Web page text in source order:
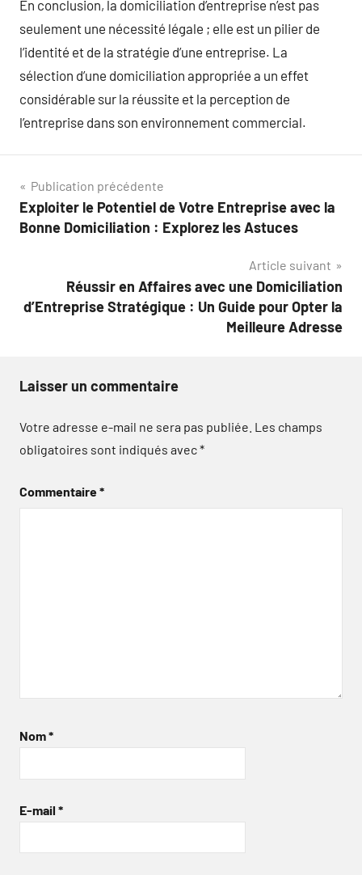
En conclusion, la domiciliation d’entreprise n’est pas
seulement une nécessité légale ; elle est un pilier de
l’identité et de la stratégie d’une entreprise. La
sélection d’une domiciliation appropriée a un effet
considérable sur la réussite et la perception de
l’entreprise dans son environnement commercial.
Navigation
de
Publication précédente
Exploiter le Potentiel de Votre Entreprise avec la
Bonne Domiciliation : Explorez les Astuces
Article suivant
Réussir en Affaires avec une Domiciliation
d’Entreprise Stratégique : Un Guide pour Opter la
Meilleure Adresse
Laisser un commentaire
Votre adresse e-mail ne sera pas publiée. Les champs
obligatoires sont indiqués avec*
Commentaire*
Nom*
E-mail *